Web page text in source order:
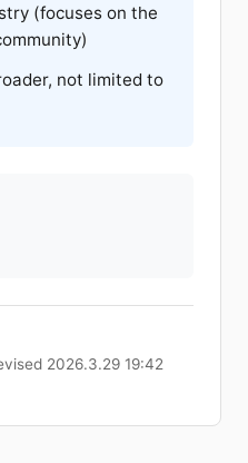
(focuses on the
not limited to
2026.3.29 19:42